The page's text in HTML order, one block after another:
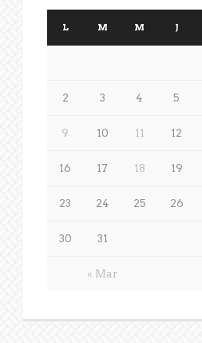
L M M J
« Mar
2 3 4 5
9 10 11 12
16 17 18 19
23 24 25 26
30 31